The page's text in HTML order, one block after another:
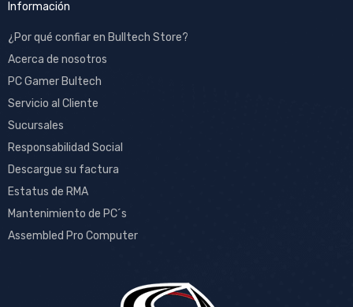
Información
¿Por qué confiar en Bulltech Store?
Acerca de nosotros
PC Gamer Bultech
Servicio al Cliente
Sucursales
Responsabilidad Social
Descargue su factura
Estatus de RMA
Mantenimiento de PC´s
Assembled Pro Computer